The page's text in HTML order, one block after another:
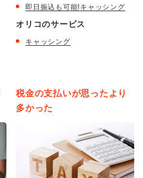
即日振込も可能!キャッシング
オリコのサービス
キャッシング
税金の支払いが思ったより
多かった